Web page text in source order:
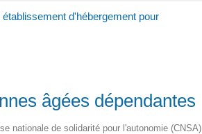
établissement d'hébergement pour
âgées dépendantes
nationale de solidarité pour l'autonomie (CNSA)